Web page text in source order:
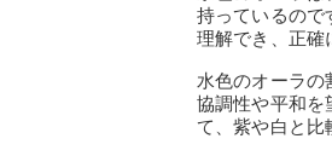
持っているので
理解でき、正確
水色のオーラの
協調性や平和を
て、紫や白と比